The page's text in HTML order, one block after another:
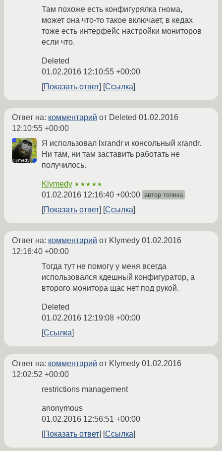
Там похоже есть конфигурялка гнома,
может она что-то такое включает, в кедах
тоже есть интерфейс настройки мониторов
если что.
Deleted
01.02.2016 12:10:55 +00:00
Показать ответ
Ссылка
Ответ на: комментарий от Deleted 01.02.2016
12:10:55 +00:00
Я использовал lxrandr и консольный xrandr.
Ни там, ни там заставить работать не
получилось.
Klymedy ★★★★★
01.02.2016 12:16:40 +00:00 автор топика
Показать ответ Ссылка
Ответ на: комментарий от Klymedy 01.02.2016
12:16:40 +00:00
Тогда тут не помогу у меня всегда
использовался кдешный конфигуратор, а
второго монитора щас нет под рукой.
Deleted
01.02.2016 12:19:08 +00:00
Ссылка
Ответ на: комментарий от Klymedy 01.02.2016
12:02:52 +00:00
restrictions management
anonymous
01.02.2016 12:56:51 +00:00
Показать ответ
Ссылка